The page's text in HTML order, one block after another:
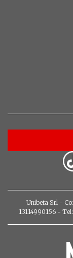
Unibeta Srl -
13114990156 -